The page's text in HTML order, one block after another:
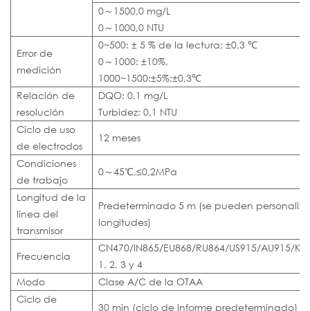
0～1500,0 mg/L
0～1000,0 NTU
Error de
medición
0~500: ± 5 % de la lectura; ±0,3 ℃
0～1000: ±10%,
1000~1500:±5%;±0,3℃
Relación de
resolución
DQO: 0,1 mg/L
Turbidez: 0,1 NTU
Ciclo de uso
de electrodos
12 meses
Condiciones
de trabajo
0～45℃,≤0,2MPa
Longitud de la
línea del
transmisor
Predeterminado 5 m (se pueden
longitudes)
Frecuencia
CN470/IN865/EU868/RU864/US915/AU915/
1, 2, 3 y 4
Modo
Clase A/C de la OTAA
Ciclo de
30 min (ciclo de informe predeterminado)